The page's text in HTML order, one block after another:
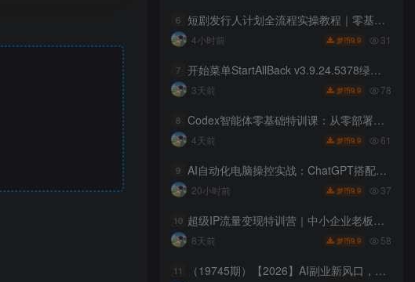
6 短剧发行人计划全流程实操教程｜零基础账号定位、选剧剪辑、视频制作、发布优化一站式出单变现课
4小时前 梦币9.9 31
7 开始菜单StartAllBack v3.9.24.5378绿色版
3天前 梦币9.9 78
8 Codex智能体零基础特训课：从零部署模型接入工具，搭建AI自动化高效办公工作流
4天前 梦币9.9 61
9 AI自动化电脑操控实战：ChatGPT搭配Codex，一键指令远程自动操控电脑完成工作
20小时前 梦币9.9 37
10 超级IP流量变现特训营｜中小企业老板专属，IP定位+爆款内容+多平台矩阵+投流变现+AI批量赋能+短视频直播全实操落地系统课
8天前 梦币9.9 58
11 （19745期）【2026】AI副业新风口，一单500+，全程派单，0门槛直接干